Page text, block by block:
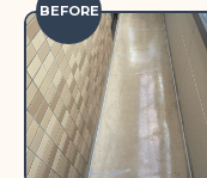
BEFORE